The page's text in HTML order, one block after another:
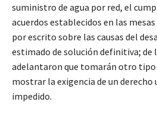
suministro de agua por red, el
acuerdos establecidos en las
por escrito sobre las causas del
estimado de solución definitiva; de
adelantaron que tomarán otro tipo
mostrar la exigencia de un derecho
impedido.